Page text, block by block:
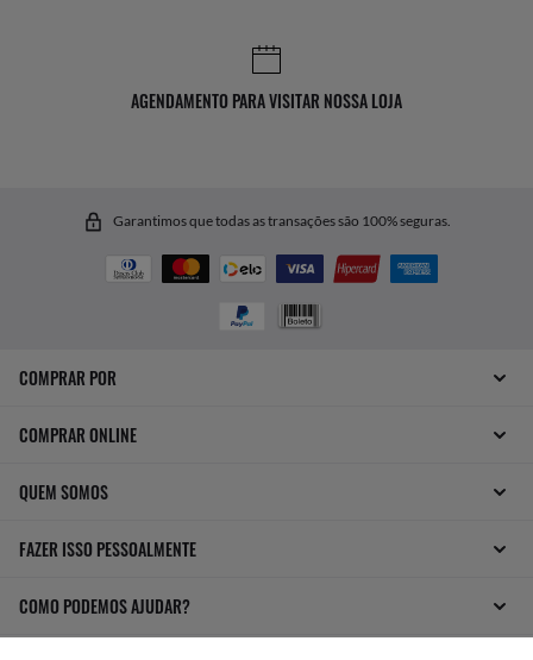
AGENDAMENTO PARA VISITAR NOSSA LOJA
Garantimos que todas as transações são 100% seguras.
COMPRAR POR
COMPRAR ONLINE
QUEM SOMOS
FAZER ISSO PESSOALMENTE
COMO PODEMOS AJUDAR?